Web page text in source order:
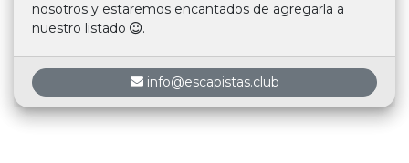
nosotros y estaremos encantados de agregarla a
nuestro listado
.
info@escapistas.club